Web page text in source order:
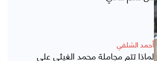
أحمد الشلفي
لماذا تتم مجاملة محمد الغيثي على